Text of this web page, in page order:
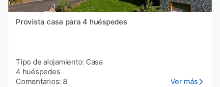
Provista casa para 4 huéspedes
Tipo de alojamiento: Casa
4 huéspedes
Comentarios: 8
Ver más